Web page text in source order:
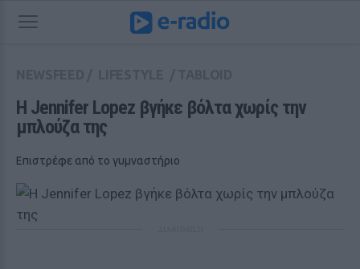
Η Jennifer Lopez βγήκε βόλτα χωρίς την
μπλούζα της
Επιστρέφε από το γυμναστήριο